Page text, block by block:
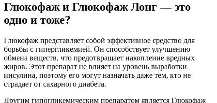
Глюкофаж и Глюкофаж Лонг — это
одно и тоже?
Глюкофаж представляет собой эффективное средство для
борьбы с гипергликемией. Он способствует улучшению
обмена веществ, что предотвращает накопление вредных
жиров. Этот препарат не влияет на уровень выработки
инсулина, поэтому его могут назначать даже тем, кто не
страдает от сахарного диабета.
Другим гипогликемическим препаратом является Глюкофаж